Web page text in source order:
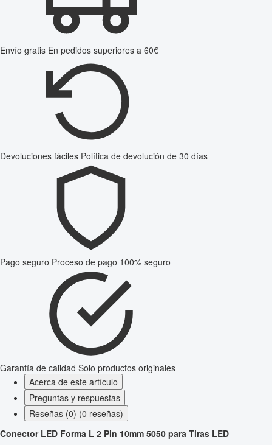
Envío gratis En pedidos superiores a 60€
Devoluciones fáciles Política de devolución de 30 días
Pago seguro Proceso de pago 100% seguro
Garantía de calidad Solo productos originales
Acerca de este artículo
Preguntas y respuestas
Reseñas (0) (0 reseñas)
Conector LED Forma L 2 Pin 10mm 5050 para Tiras LED